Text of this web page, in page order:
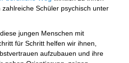
Schüler psychisch unter
jungen Menschen mit
für Schritt helfen wir ihnen,
aufzubauen und ihre